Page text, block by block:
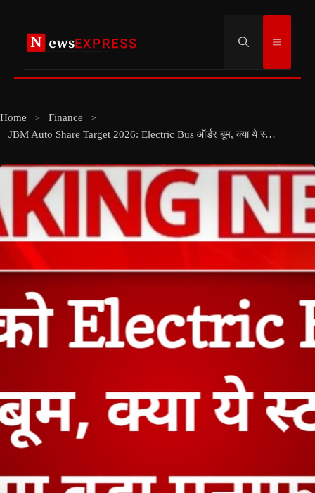
content
Menu
Home
Finance
JBM Auto Share Target 2026: Electric Bus ऑर्डर बूम, क्या ये स्टॉक फिर देगा बड़ा मुनाफा